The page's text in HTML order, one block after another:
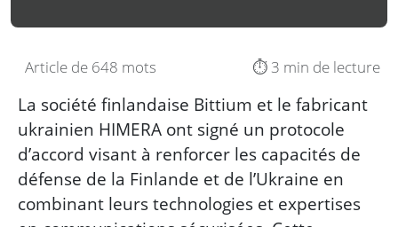
Article de 648 mots ⏱️ 3 min de lecture
La société finlandaise Bittium et le fabricant
ukrainien HIMERA ont signé un protocole
d’accord visant à renforcer les capacités de
défense de la Finlande et de l’Ukraine en
combinant leurs technologies et expertises